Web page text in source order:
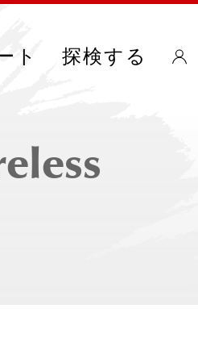
ト 探検する